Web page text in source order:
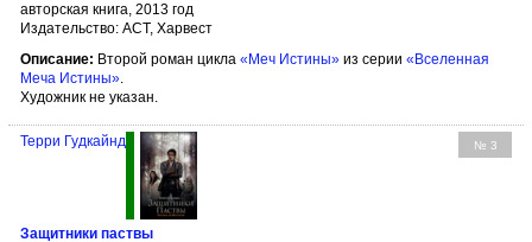
авторская книга, 2013 год
Издательство: АСТ, Харвест
Описание: Второй роман цикла «Меч Истины» из серии «Вселенная
Меча Истины».
Художник не указан.
№ 3
Терри Гудкайнд
Защитники паствы